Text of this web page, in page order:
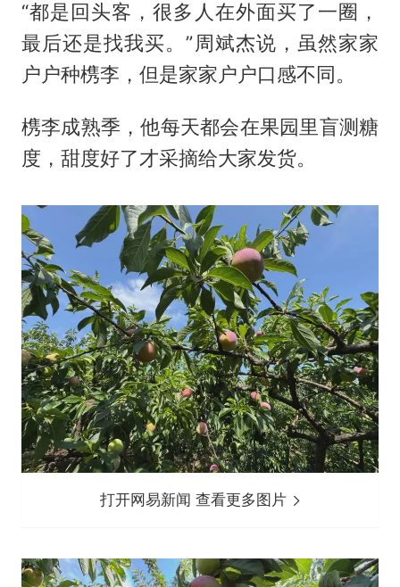
“都是回头客，很多人在外面买了一圈，
最后还是找我买。”周斌杰说，虽然家家
户户种槜李，但是家家户户口感不同。
槜李成熟季，他每天都会在果园里盲测糖
度，甜度好了才采摘给大家发货。
打开网易新闻 查看更多图片